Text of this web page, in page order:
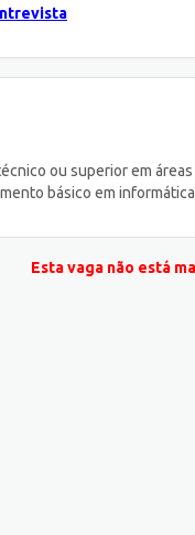
ou superior em
básico em
Esta vaga não está